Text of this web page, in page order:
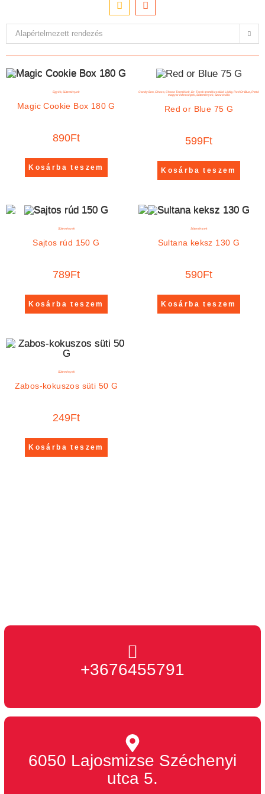
Alapértelmezett rendezés
Egyéb Sütemények
Magic Cookie Box 180 G
890Ft
Kosárba teszem
Candy Bon Choco Choco Termékek Dr. Torok termékcsalád Lédig Red Or Blue Retró
magyar édességek, Sütemények, Szezonális
Red or Blue 75 G
599Ft
Kosárba teszem
Sütemények
Sajtos rúd 150 G
789Ft
Kosárba teszem
Sütemények
Sultana keksz 130 G
590Ft
Kosárba teszem
Sütemények
Zabos-kokuszos süti 50 G
249Ft
Kosárba teszem
+3676455791
6050 Lajosmizse Széchenyi
utca 5.